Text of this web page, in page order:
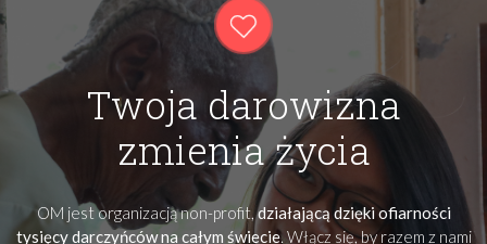
Twoja darowizna
zmienia życia
OM jest organizacją non-profit,działającą dzięki ofiarności
tysięcy darczyńców na całym świecie. Włącz się, by razem z nami